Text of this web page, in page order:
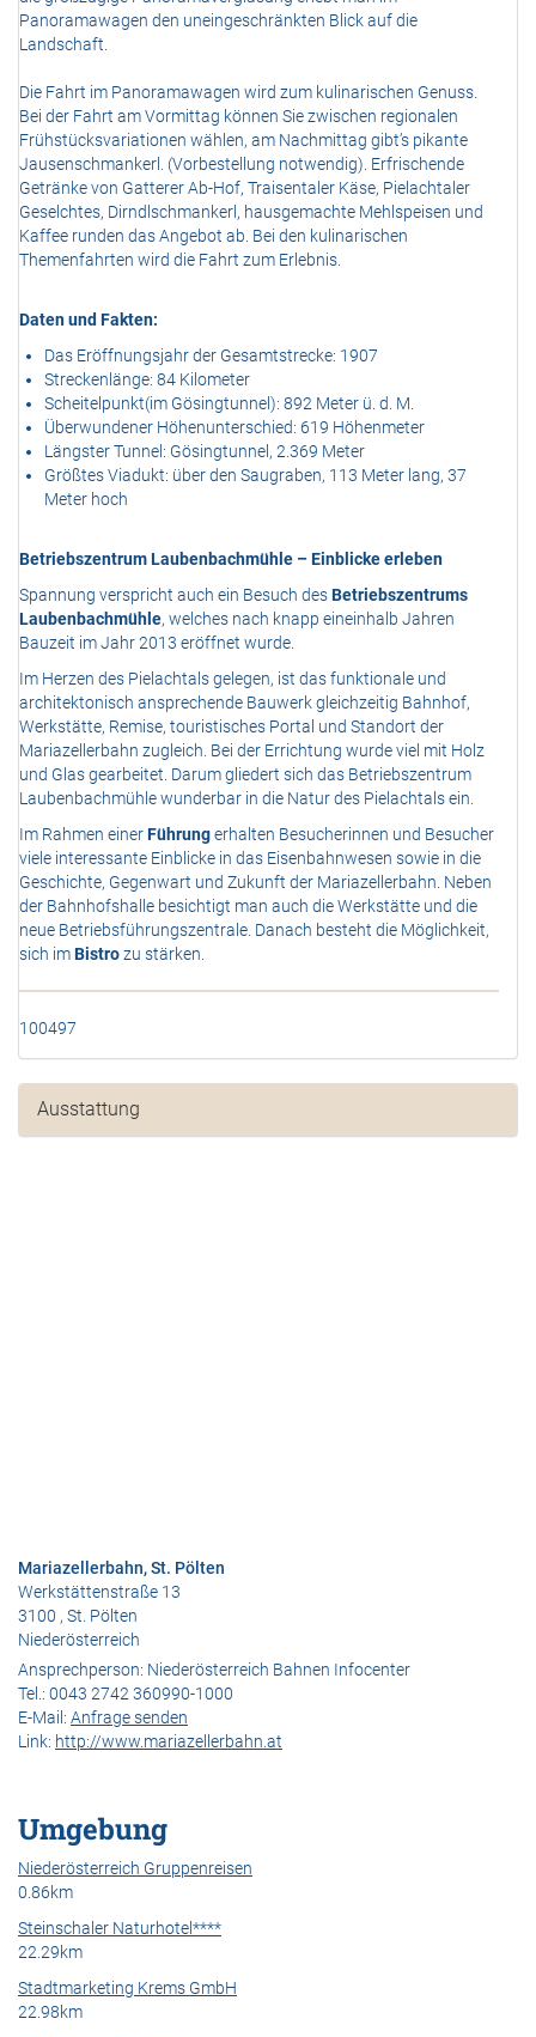
Panoramawagen den uneingeschränkten Blick auf die
Landschaft.
Die Fahrt im Panoramawagen wird zum kulinarischen Genuss.
Bei der Fahrt am Vormittag können Sie zwischen regionalen
Frühstücksvariationen wählen, am Nachmittag gibt’s pikante
Jausenschmankerl. (Vorbestellung notwendig). Erfrischende
Getränke von Gatterer Ab-Hof, Traisentaler Käse, Pielachtaler
Geselchtes, Dirndlschmankerl, hausgemachte Mehlspeisen und
Kaffee runden das Angebot ab. Bei den kulinarischen
Themenfahrten wird die Fahrt zum Erlebnis.
Daten und Fakten:
Das Eröffnungsjahr der Gesamtstrecke: 1907
Streckenlänge: 84 Kilometer
Scheitelpunkt(im Gösingtunnel): 892 Meter ü. d. M.
Überwundener Höhenunterschied: 619 Höhenmeter
Längster Tunnel: Gösingtunnel, 2.369 Meter
Größtes Viadukt: über den Saugraben, 113 Meter lang, 37
Meter hoch
Betriebszentrum Laubenbachmühle – Einblicke erleben
Spannung verspricht auch ein Besuch desBetriebszentrums
Laubenbachmühle, welches nach knapp eineinhalb Jahren
Bauzeit im Jahr 2013 eröffnet wurde.
Im Herzen des Pielachtals gelegen, ist das funktionale und
architektonisch ansprechende Bauwerk gleichzeitig Bahnhof,
Werkstätte, Remise, touristisches Portal und Standort der
Mariazellerbahn zugleich. Bei der Errichtung wurde viel mit Holz
und Glas gearbeitet. Darum gliedert sich das Betriebszentrum
Laubenbachmühle wunderbar in die Natur des Pielachtals ein.
Im Rahmen einerFührungerhalten Besucherinnen und Besucher
viele interessante Einblicke in das Eisenbahnwesen sowie in die
Geschichte, Gegenwart und Zukunft der Mariazellerbahn. Neben
der Bahnhofshalle besichtigt man auch die Werkstätte und die
neue Betriebsführungszentrale. Danach besteht die Möglichkeit,
sich imBistrozu stärken.
100497
Ausstattung
Mariazellerbahn, St. Pölten
Werkstättenstraße 13
3100 , St. Pölten
Niederösterreich
Ansprechperson: Niederösterreich Bahnen Infocenter
Tel.: 0043 2742 360990-1000
E-Mail: Anfrage senden
Link: http://www.mariazellerbahn.at
Umgebung
Niederösterreich Gruppenreisen
0.86km
Steinschaler Naturhotel****
22.29km
Stadtmarketing Krems GmbH
22.98km